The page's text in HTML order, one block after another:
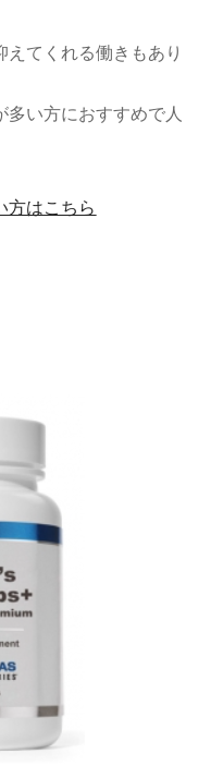
えてくれる働きもあり
い方におすすめで人
方はこちら